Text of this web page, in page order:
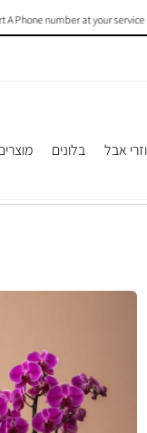
number at your service : +972-
אבל בלונים